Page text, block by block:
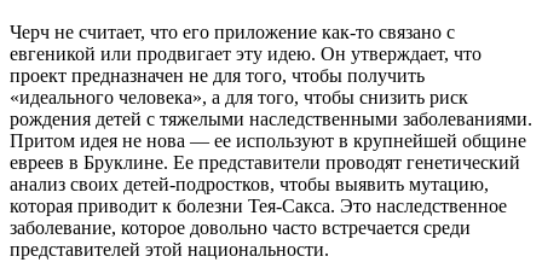
Черч не считает, что его приложение как-то связано с
евгеникой или продвигает эту идею. Он утверждает, что
проект предназначен не для того, чтобы получить
«идеального человека», а для того, чтобы снизить риск
рождения детей с тяжелыми наследственными заболеваниями.
Притом идея не нова — ее используют в крупнейшей общине
евреев в Бруклине. Ее представители проводят генетический
анализ своих детей-подростков, чтобы выявить мутацию,
которая приводит к болезни Тея-Сакса. Это наследственное
заболевание, которое довольно часто встречается среди
представителей этой национальности.